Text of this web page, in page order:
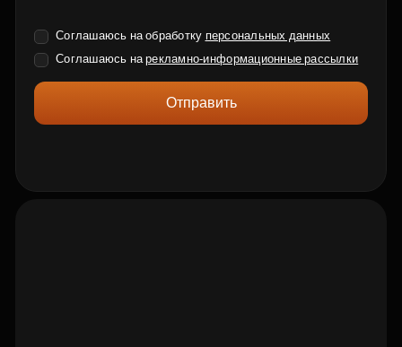
Соглашаюсь на обработку персональных данных
Соглашаюсь нарекламно-информационные рассылки
Отправить